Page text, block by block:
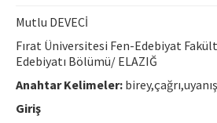
Contact Us
ISSN: 1010-867X · e-ISSN: 2667-8713
Mutlu DEVECİ
Fırat Üniversitesi Fen-Edebiyat
Edebiyatı Bölümü/ ELAZIĞ
Anahtar Kelimeler:
Giriş